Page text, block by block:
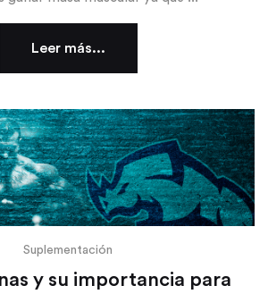
Leer más...
Suplementación
y su importancia para